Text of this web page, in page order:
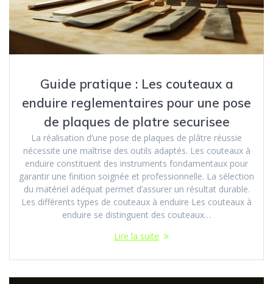
Guide pratique : Les couteaux a
enduire reglementaires pour une pose
de plaques de platre securisee
La réalisation d’une pose de plaques de plâtre réussie
nécessite une maîtrise des outils adaptés. Les couteaux à
enduire constituent des instruments fondamentaux pour
garantir une finition soignée et professionnelle. La sélection
du matériel adéquat permet d’assurer un résultat durable.
Les différents types de couteaux à enduire Les couteaux à
enduire se distinguent des couteaux…
Lire la suite